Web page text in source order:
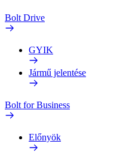
Bolt Drive
GYIK
Jármű jelentése
Bolt for Business
Előnyök